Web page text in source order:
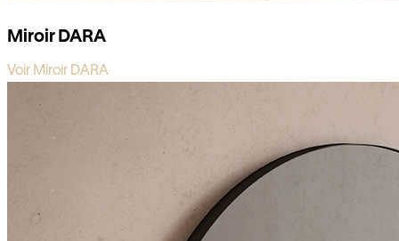
Miroir DARA
Voir Miroir DARA